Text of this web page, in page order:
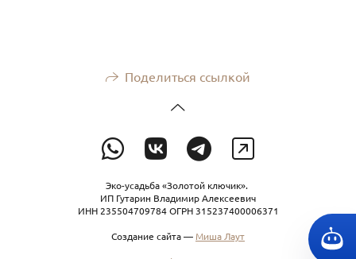
Поделиться ссылкой
Эко-усадьба «Золотой ключик».
ИП Гутарин Владимир Алексеевич
ИНН 235504709784 ОГРН 315237400006371
Создание сайта — Миша Лаут